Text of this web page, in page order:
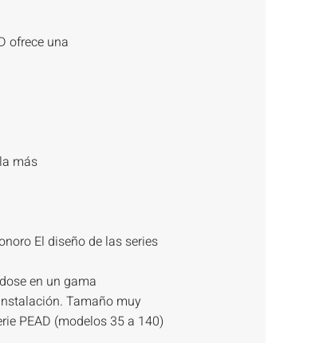
ofrece una
más
El diseño de las series
en un gama
Tamaño muy
PEAD (modelos 35 a 140)